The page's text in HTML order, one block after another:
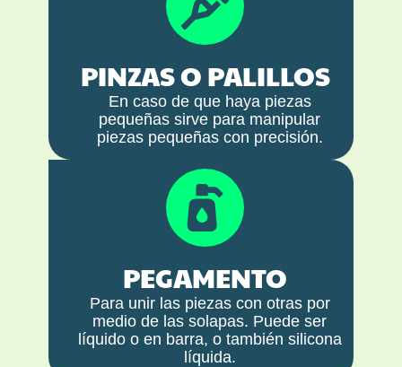
PINZAS O PALILLOS
En caso de que haya piezas
pequeñas sirve para manipular
piezas pequeñas con precisión.
PEGAMENTO
Para unir las piezas con otras por
medio de las solapas. Puede ser
líquido o en barra, o también silicona
líquida.